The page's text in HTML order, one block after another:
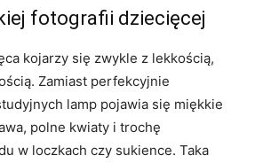
fotografii dziecięcej
kojarzy się zwykle z lekkością,
Zamiast perfekcyjnie
lamp pojawia się miękkie
polne kwiaty i trochę
w loczkach czy sukience. Taka